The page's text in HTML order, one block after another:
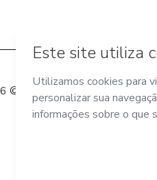
Todos os direitos reservados